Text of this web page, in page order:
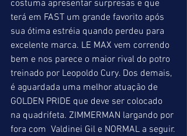
costuma apresentar surpresas e que
terá em FAST um grande favorito após
sua ótima estréia quando perdeu para
excelente marca. LE MAX vem correndo
bem e nos parece o maior rival do potro
treinado por Leopoldo Cury. Dos demais,
é aguardada uma melhor atuação de
GOLDEN PRIDE que deve ser colocado
na quadrifeta. ZIMMERMAN largando por
fora com  Valdinei Gil e NORMAL a seguir.